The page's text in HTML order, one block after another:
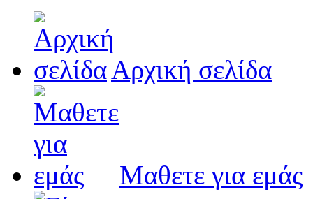
Αρχική σελίδα
Μαθετε για εμάς